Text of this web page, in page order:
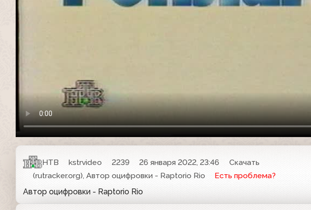
НТВ kstrvideo 2239 26 января 2022, 23:46
Скачать
(rutracker.org), Автор оцифровки - Raptorio Rio
Есть проблема?
Автор оцифровки - Raptorio Rio